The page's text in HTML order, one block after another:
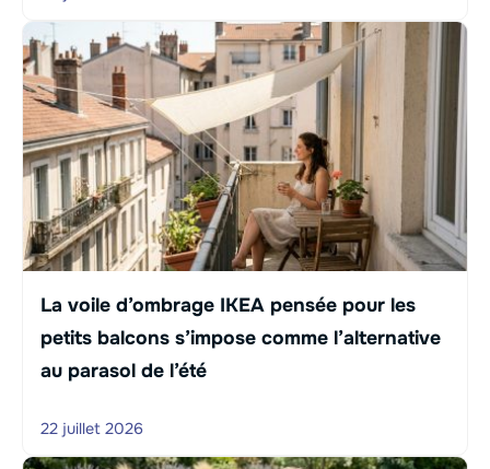
La voile d’ombrage IKEA pensée pour les
petits balcons s’impose comme l’alternative
au parasol de l’été
22 juillet 2026